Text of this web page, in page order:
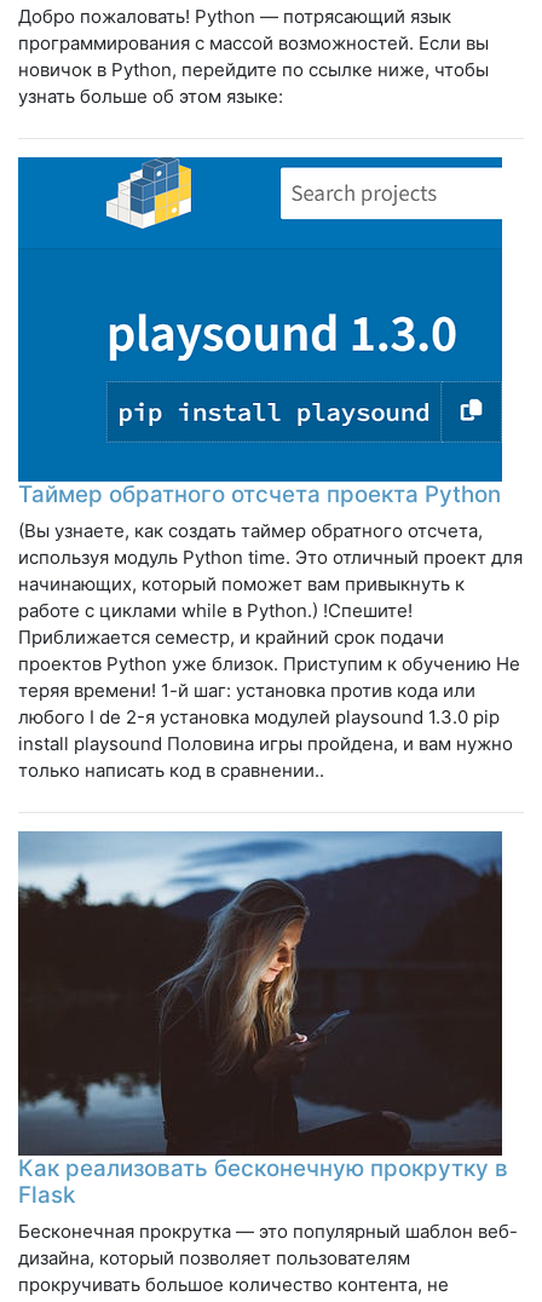
Добро пожаловать! Python — потрясающий язык
программирования с массой возможностей. Если вы
новичок в Python, перейдите по ссылке ниже, чтобы
узнать больше об этом языке:
Таймер обратного отсчета проекта Python
(Вы узнаете, как создать таймер обратного отсчета,
используя модуль Python time. Это отличный проект для
начинающих, который поможет вам привыкнуть к
работе с циклами while в Python.) !Спешите!
Приближается семестр, и крайний срок подачи
проектов Python уже близок. Приступим к обучению Не
теряя времени! 1-й шаг: установка против кода или
любого I de 2-я установка модулей playsound 1.3.0 pip
install playsound Половина игры пройдена, и вам нужно
только написать код в сравнении..
Как реализовать бесконечную прокрутку в
Flask
Бесконечная прокрутка — это популярный шаблон веб-
дизайна, который позволяет пользователям
прокручивать большое количество контента, не